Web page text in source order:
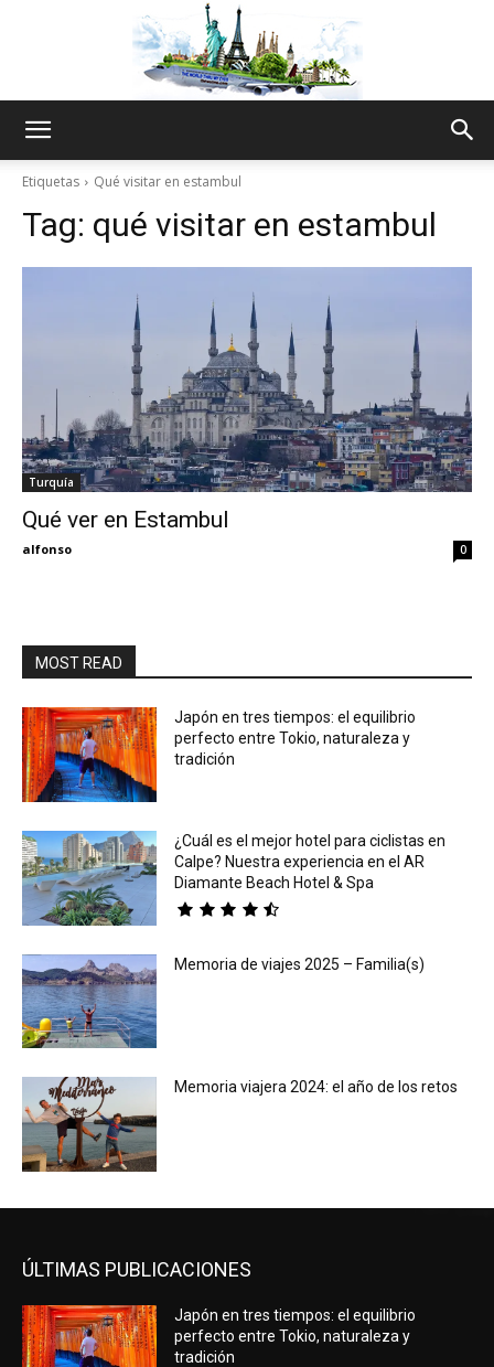
Thru
My
Etiquetas Qué visitar en estambul
Tag: qué visitar en estambul
Turquía
Qué ver en Estambul
alfonso 0
MOST READ
Japón en tres tiempos: el equilibrio
perfecto entre Tokio, naturaleza y
tradición
¿Cuál es el mejor hotel para ciclistas en
Calpe? Nuestra experiencia en el AR
Diamante Beach Hotel & Spa
Memoria de viajes 2025 – Familia(s)
Memoria viajera 2024: el año de los retos
ÚLTIMAS PUBLICACIONES
Japón en tres tiempos: el equilibrio
perfecto entre Tokio, naturaleza y
tradición